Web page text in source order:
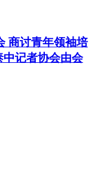
商讨青年领袖培
中记者协会由会